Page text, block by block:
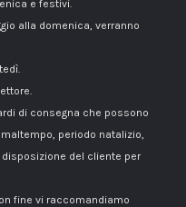
e festivi.
alla domenica, verranno
di consegna che possono
periodo natalizio,
del cliente per
fine vi raccomandiamo